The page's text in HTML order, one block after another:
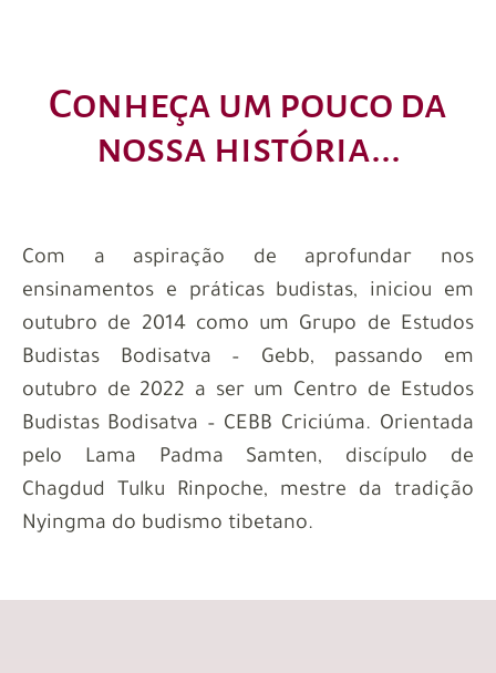
Conheça um pouco da
nossa história...
Com a aspiração de aprofundar nos
ensinamentos e práticas budistas, iniciou em
outubro de 2014 como um Grupo de Estudos
Budistas Bodisatva – Gebb, passando em
outubro de 2022 a ser um Centro de Estudos
Budistas Bodisatva – CEBB Criciúma. Orientada
pelo Lama Padma Samten, discípulo de
Chagdud Tulku Rinpoche, mestre da tradição
Nyingma do budismo tibetano.